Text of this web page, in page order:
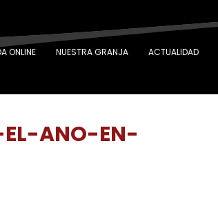
ONLINE NUESTRA GRANJA ACTUALIDAD
ANO-EN-